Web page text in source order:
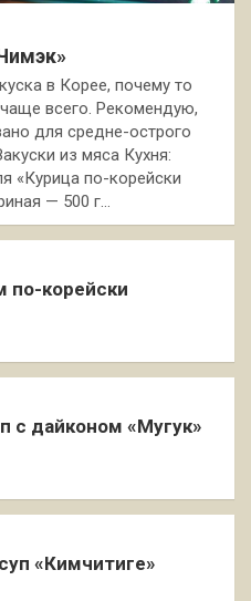
в Корее, почему то
всего. Рекомендую,
для средне-острого
из мяса Кухня:
«Курица по-корейски
— 500 г…
по-корейски
с дайконом «Мугук»
«Кимчитиге»